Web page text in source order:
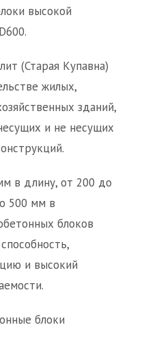
высокой
(Старая Купавна)
жилых,
зданий,
и не несущих
в длину, от 200 до
500 мм в
блоков
и высокий
блоки